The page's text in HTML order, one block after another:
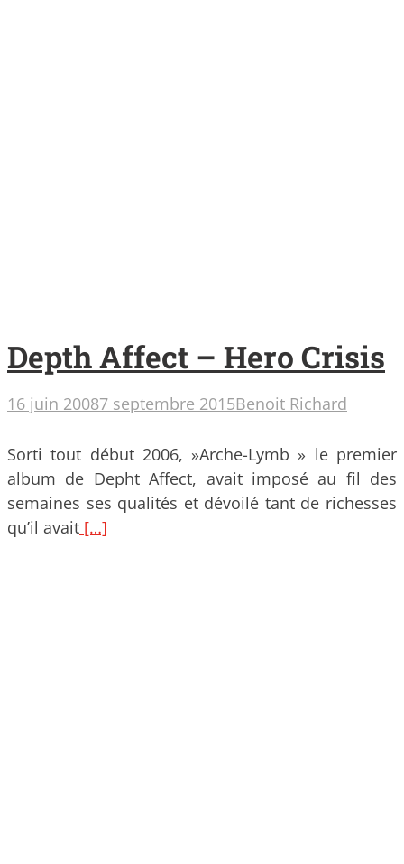
Depth Affect – Hero Crisis
16 juin 20087 septembre 2015Benoit Richard
Sorti tout début 2006, »Arche-Lymb » le premier
album de Depht Affect, avait imposé au fil des
semaines ses qualités et dévoilé tant de richesses
qu’il avait […]